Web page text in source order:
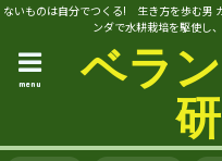
ないものは自分でつくる! 生き方を歩む男
ンダで水耕栽培を駆使し
ベラ
menu